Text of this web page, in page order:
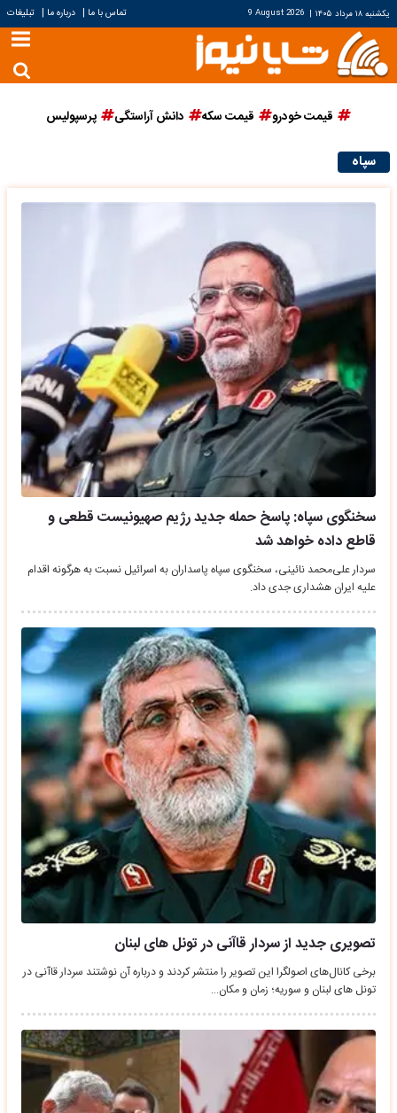
یکشنبه ۱۸ مرداد ۱۴۰۵ |
9 August 2026 تماس با ما | درباره ما | تبلیغات
قیمت خودرو قیمت سکه دانش آراستگی پرسپولیس
سپاه
سخنگوی سپاه: پاسخ حمله جدید رژیم صهیونیست قطعی و
قاطع داده خواهد شد
سردار علی‌محمد نائینی، سخنگوی سپاه پاسداران به اسرائیل نسبت به هرگونه اقدام
علیه ایران هشداری جدی داد.
تصویری جدید از سردار قاآنی در تونل های لبنان
برخی کانال‌های اصولگرا این تصویر را منتشر کردند و درباره آن نوشتند سردار قاآنی در
تونل های لبنان و سوریه؛ زمان و مکان…